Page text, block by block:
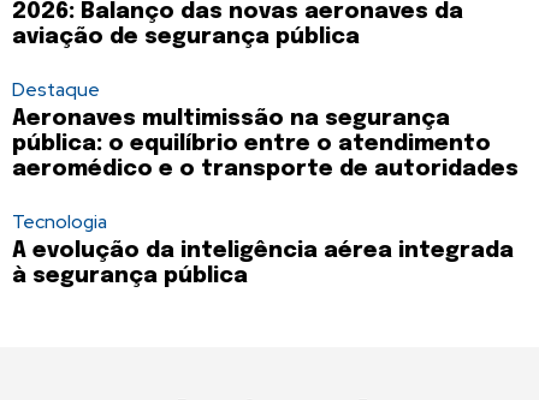
2026: Balanço das novas aeronaves da
aviação de segurança pública
Destaque
Aeronaves multimissão na segurança
pública: o equilíbrio entre o atendimento
aeromédico e o transporte de autoridades
Tecnologia
A evolução da inteligência aérea integrada
à segurança pública